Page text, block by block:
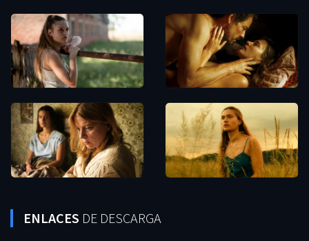
ENLACES DE DESCARGA